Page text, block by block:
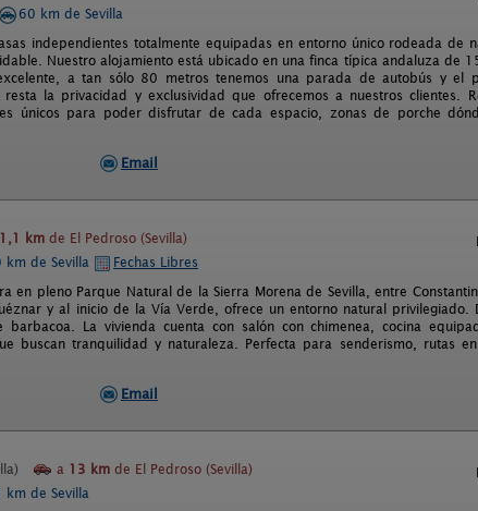
60 km de Sevilla
independientes totalmente equipadas en entorno único rodeada de
Nuestro alojamiento está ubicado en una finca típica andaluza de
a tan sólo 80 metros tenemos una parada de autobús y el
la privacidad y exclusividad que ofrecemos a nuestros clientes.
únicos para poder disfrutar de cada espacio, zonas de porche
Email
km de El Pedroso (Sevilla)
km de Sevilla
Fechas Libres
en pleno Parque Natural de la Sierra Morena de Sevilla, entre
y al inicio de la Vía Verde, ofrece un entorno natural privilegiado.
La vivienda cuenta con salón con chimenea, cocina
buscan tranquilidad y naturaleza. Perfecta para senderismo, rutas
Email
a 13 km de El Pedroso (Sevilla)
km de Sevilla